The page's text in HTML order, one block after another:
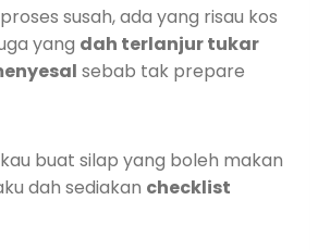
susah, ada yang risau kos
yang dah terlanjur tukar
sebab tak prepare
buat silap yang boleh makan
dah sediakan checklist